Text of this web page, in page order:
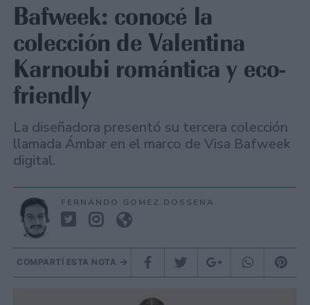
Bafweek: conocé la
colección de Valentina
Karnoubi romántica y eco-
friendly
La diseñadora presentó su tercera colección
llamada Ámbar en el marco de Visa Bafweek
digital.
FERNANDO GOMEZ DOSSENA
COMPARTÍ ESTA NOTA